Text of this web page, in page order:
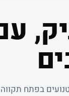
בפתח